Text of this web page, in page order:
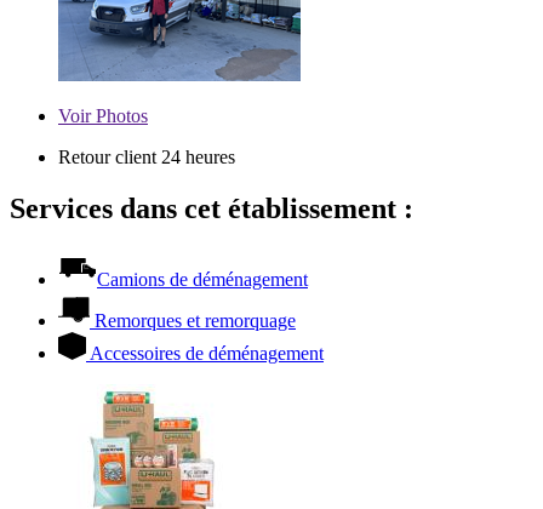
VoirPhotos
Retour client 24 heures
Services dans cet établissement :
Camions de déménagement
Remorques et remorquage
Accessoires de déménagement